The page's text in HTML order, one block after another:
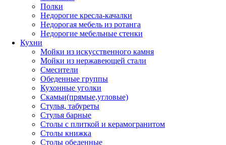
Полки
Недорогие кресла-качалки
Недорогая мебель из ротанга
Недорогие мебельные стенки
Кухни
Мойки из искусственного камня
Мойки из нержавеющей стали
Смесители
Обеденные группы
Кухонные уголки
Скамьи(прямые,угловые)
Стулья, табуреты
Стулья барные
Столы с плиткой и керамогранитом
Столы книжка
Столы обеденные